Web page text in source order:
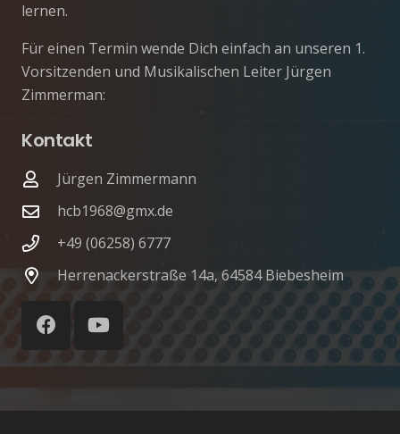
lernen.
Für einen Termin wende Dich einfach an unseren 1.
Vorsitzenden und Musikalischen Leiter Jürgen
Zimmerman:
Kontakt
Jürgen Zimmermann
hcb1968@gmx.de
+49 (06258) 6777
Herrenackerstraße 14a, 64584 Biebesheim